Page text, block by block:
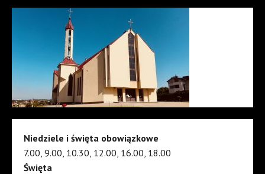
Niedziele i święta obowiązkowe
7.00, 9.00, 10.30, 12.00, 16.00, 18.00
Święta